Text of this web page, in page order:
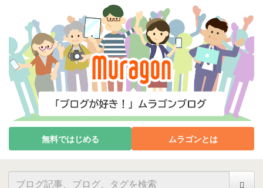
無料ではじめる ムラゴンとは